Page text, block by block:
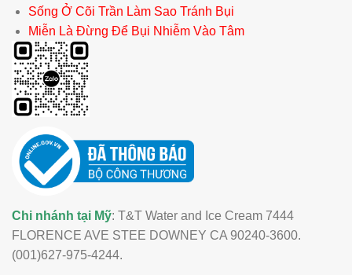
Sống Ở Cõi Trần Làm Sao Tránh Bụi
Miễn Là Đừng Để Bụi Nhiễm Vào Tâm
Chi nhánh tại Mỹ: T&T Water and Ice Cream 7444
FLORENCE AVE STEE DOWNEY CA 90240-3600.
(001)627-975-4244.